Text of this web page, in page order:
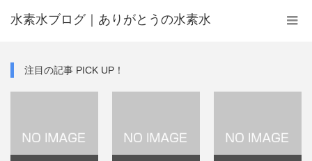
水素水ブログ｜ありがとうの水素水
注目の記事 PICK UP！